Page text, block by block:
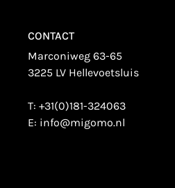
CONTACT
Marconiweg 63-65
3225 LV Hellevoetsluis
T: +31(0)181-324063
E: info@migomo.nl